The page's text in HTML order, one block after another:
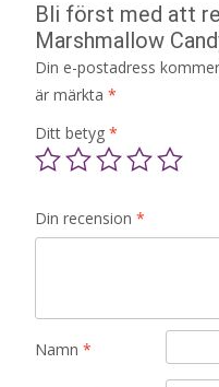
Bli först med att
Marshmallow
Din e-postadress
är märkta *
Ditt betyg *
Din recension *
Namn *